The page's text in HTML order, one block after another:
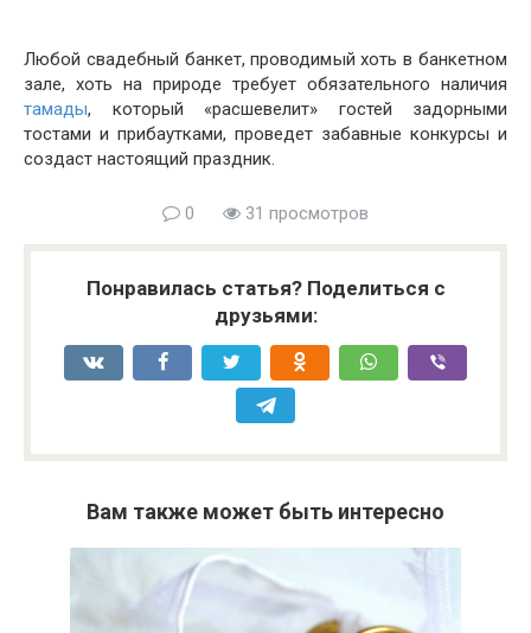
Любой свадебный банкет, проводимый хоть в банкетном
зале, хоть на природе требует обязательного наличия
тамады, который «расшевелит» гостей задорными
тостами и прибаутками, проведет забавные конкурсы и
создаст настоящий праздник.
0 31 просмотров
Понравилась статья? Поделиться с
друзьями:
Вам также может быть интересно